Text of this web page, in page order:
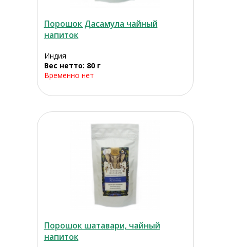
Порошок Дасамула чайный
напиток
Индия
Вес нетто: 80 г
Временно нет
Порошок шатавари, чайный
напиток